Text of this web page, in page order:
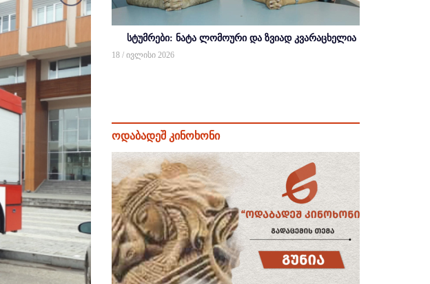
სტუმრები: ნატა ლომოური და ზვიად კვარაცხელია
18 / ივლისი 2026
ოდაბადეშ კინოხონი